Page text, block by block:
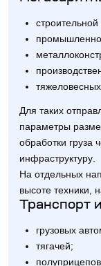
Для таких
параметры
обработки груза
инфраструктуру.
На отдельных
высоте техники,
Транспорт
грузовых
тягачей;